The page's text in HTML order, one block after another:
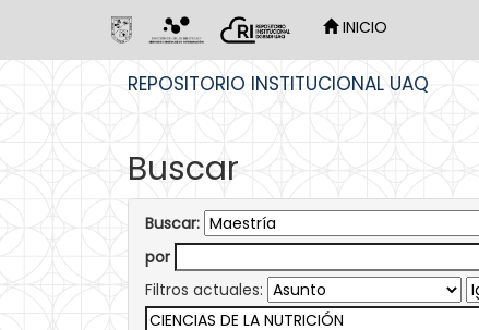
INICIO
REPOSITORIO INSTITUCIONAL UAQ
Buscar
Buscar:
por
Filtros actuales: